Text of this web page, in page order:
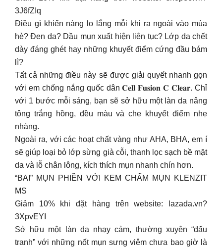
3J6fZIq
Điều gì khiến nàng lo lắng mỗi khi ra ngoài vào mùa
hè? Đen da? Dầu mụn xuất hiện liên tục? Lớp da chết
dày đáng ghét hay những khuyết điểm cứng đầu bám
lì?
Tất cả những điều này sẽ được giải quyết nhanh gọn
với em chống nắng quốc dân 𝐂𝐞𝐥𝐥 𝐅𝐮𝐬𝐢𝐨𝐧 𝐂 𝐂𝐥𝐞𝐚𝐫. Chỉ
với 1 bước mỗi sáng, bạn sẽ sở hữu một làn da nâng
tông trắng hồng, đều màu và che khuyết điểm nhẹ
nhàng.
Ngoài ra, với các hoạt chất vàng như AHA, BHA, em í
sẽ giúp loại bỏ lớp sừng già cỗi, thanh lọc sạch bề mặt
da và lỗ chân lông, kích thích mụn nhanh chín hơn.
“BAI” MỤN PHIỀN VỚI KEM CHẤM MỤN KLENZIT
MS
Giảm 10% khi đặt hàng trên website: lazada.vn?
3XpvEYI
️Sở hữu một làn da nhạy cảm, thường xuyên “đấu
tranh” với những nốt mụn sưng viêm chưa bao giờ là